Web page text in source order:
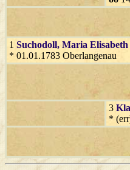
1 Suchodoll, Maria
* 01.01.1783 Oberlangenau
3
*